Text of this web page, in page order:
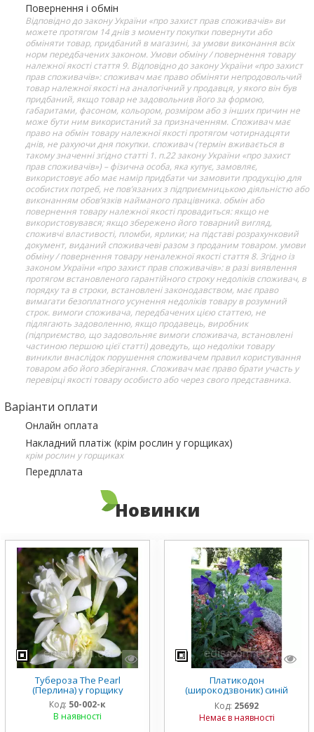
Повернення і обмін
Відповідно до закону України «про захист прав споживачів» ви
можете протягом 14 днів з моменту покупки повернути або
обміняти товар, придбаний в магазині, за умови виконання всіх
норм передбачених законом. Умови обміну / повернення товару
належної якості стаття 9. Відповідно до закону України «про захист
прав споживачів»: споживач має право обміняти непродовольчий
товар належної якості на аналогічний у продавця, у якого він був
придбаний, якщо товар не задовольнив його за формою,
габаритами, фасоном, кольором, розміром або з інших причин не
може бути ним використаний за призначенням. Споживач має
право на обмін товару належної якості протягом чотирнадцяти
днів, не рахуючи дня покупки. споживач (термін вживається в
такому значенні згідно статті 1. п.22 закону України «про захист
прав споживачів») – фізична особа, яка купує, замовляє,
використовує або має намір придбати чи замовити продукцію для
особистих потреб, не пов’язаних з підприємницькою діяльністю або
виконанням обов’язків найманого працівника. обмін або
повернення товару належної якості провадиться: якщо не
використовувався; якщо збережено його товарний вигляд,
споживчі властивості, пломби, ярлики; на підставі розрахунковий
документ, виданий споживачеві разом з проданим товаром. умови
обміну / повернення товару неналежної якості стаття 8. Згідно із
законом України «про захист прав споживачів»: в разі виявлення
протягом встановленого гарантійного строку недоліків споживач, в
порядку та в строки, встановлені законодавством, має право
вимагати безоплатного усунення недоліків товару в розумний
строк. вимоги споживача, передбачених цією статтею, не
підлягають задоволенню, якщо продавець, виробник
(підприємство, що задовольняє вимоги споживача, встановлені
частиною першою цієї статті) доведуть, що недоліки товару
виникли внаслідок порушення споживачем правил користування
товаром або його зберігання. Споживач має право брати участь у
перевірці якості товару особисто або через свого представника.
Варіанти оплати
Онлайн оплата
Накладний платіж (крім рослин у горщиках)
крім рослин у горщиках
Передплата
Новинки
Тубероза The Pearl
(Перлина) у горщику
Код: 50-002-к
В наявності
Платикодон
(широкодзвоник) синій
низькорослий Mariesii у
горщику
Код: 25692
Немає в наявності